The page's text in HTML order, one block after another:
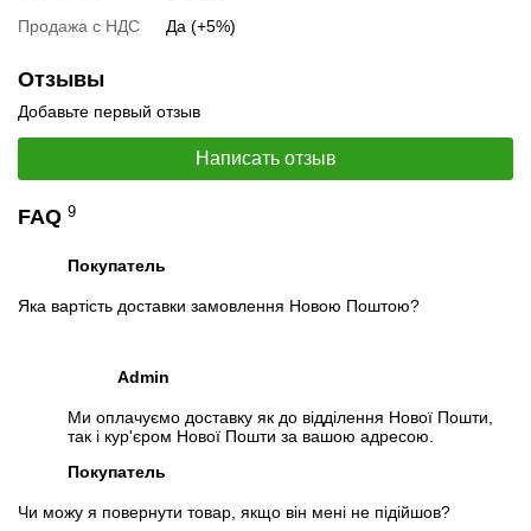
📧Запрос оптовой цены
Отслеживать в Instagram
Отслеживать на Facebook
Продажа с НДС
Да (+5%)
Отзывы
Добавьте первый отзыв
Написать отзыв
FAQ 9
Покупатель
Яка вартість доставки замовлення Новою Поштою?
Admin
Ми оплачуємо доставку як до відділення Нової Пошти,
так і кур'єром Нової Пошти за вашою адресою.
Покупатель
Чи можу я повернути товар, якщо він мені не підійшов?